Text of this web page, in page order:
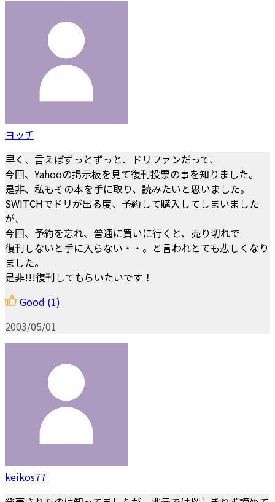
ヨッチ
早く、言えばずっとずっと、ドリファンだって、
今回、Yahooの掲示板を見て復刊投票の事を知りました。
是非、私もその本を手に取り、読みたいと思いました。
SWITCHでドリが出る度、予約して購入してしまいました
が、
今回、予約を忘れ、普通に買いに行くと、売り切れで
復刊しないと手に入らない・・。と言われとても悲しくなり
ました。
是非!!!復刊してもらいたいです！
Good (1)
2003/05/01
keikos77